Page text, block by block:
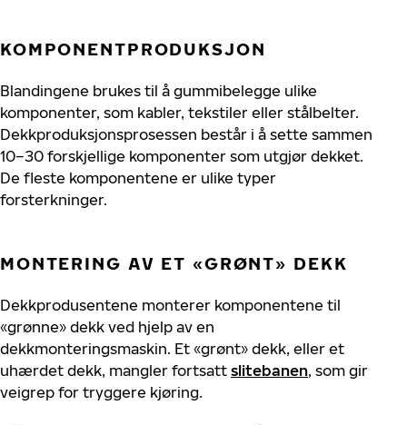
KOMPONENTPRODUKSJON
Blandingene brukes til å gummibelegge ulike
komponenter, som kabler, tekstiler eller stålbelter.
Dekkproduksjonsprosessen består i å sette sammen
10–30 forskjellige komponenter som utgjør dekket.
De fleste komponentene er ulike typer
forsterkninger.
MONTERING AV ET «GRØNT» DEKK
Dekkprodusentene monterer komponentene til
«grønne» dekk ved hjelp av en
dekkmonteringsmaskin. Et «grønt» dekk, eller et
uhærdet dekk, mangler fortsatt slitebanen, som gir
veigrep for tryggere kjøring.